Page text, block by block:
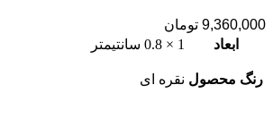
9,360,000 تومان
ابعاد
1 × 0.8 سانتیمتر
رنگ محصول نقره ای